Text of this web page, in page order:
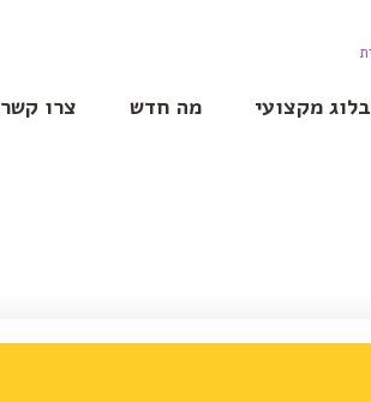
בלוג מקצועי מה חדש צרו קשר